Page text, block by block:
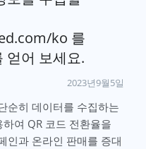
ko 를
얻어 보세요.
2023년9월5일
순히 데이터를 수집하는
여 QR 코드 전환율을
인과 온라인 판매를 증대